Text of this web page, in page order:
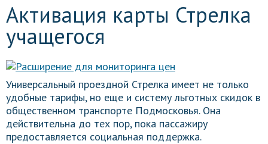
Активация карты Стрелка
учащегося
Универсальный проездной Стрелка имеет не только
удобные тарифы, но еще и систему льготных скидок в
общественном транспорте Подмосковья. Она
действительна до тех пор, пока пассажиру
предоставляется социальная поддержка.